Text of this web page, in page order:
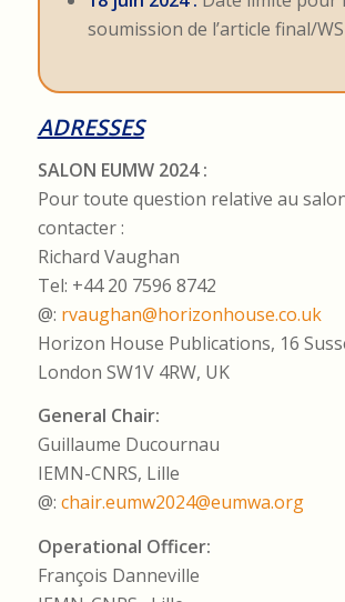
soumission de l’article final/WS
ADRESSES
SALON EUMW 2024 :
Pour toute question relative au
contacter :
Richard Vaughan
Tel: +44 20 7596 8742
@: rvaughan@horizonhouse.co.uk
Horizon House Publications, 16
London SW1V 4RW, UK
General Chair:
Guillaume Ducournau
IEMN-CNRS, Lille
@: chair.eumw2024@eumwa.org
Operational Officer:
François Danneville